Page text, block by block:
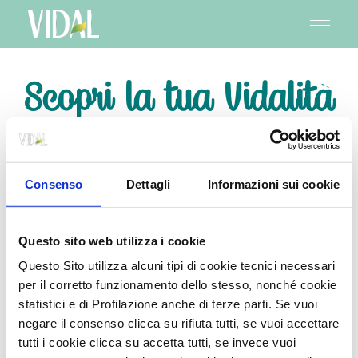
Consenso Dettagli Informazioni sui cookie
Questo sito web utilizza i cookie
Questo Sito utilizza alcuni tipi di cookie tecnici necessari
per il corretto funzionamento dello stesso, nonché cookie
statistici e di Profilazione anche di terze parti. Se vuoi
negare il consenso clicca su rifiuta tutti, se vuoi accettare
tutti i cookie clicca su accetta tutti, se invece vuoi
Salta
contenuto
Navigazione
principale
Scopri la tua Vidalità
SEDUZIONE